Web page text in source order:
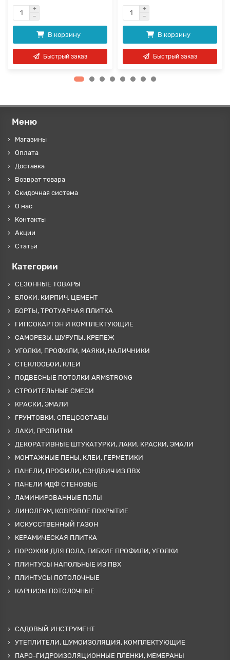
В корзину
Быстрый заказ
В корзину
Быстрый заказ
Меню
Магазины
Оплата
Доставка
Возврат товара
Скидочная система
О нас
Контакты
Акции
Статьи
Категории
СЕЗОННЫЕ ТОВАРЫ
БЛОКИ, КИРПИЧ, ЦЕМЕНТ
БОРТЫ, ТРОТУАРНАЯ ПЛИТКА
ГИПСОКАРТОН И КОМПЛЕКТУЮЩИЕ
САМОРЕЗЫ, ШУРУПЫ, КРЕПЕЖ
УГОЛКИ, ПРОФИЛИ, МАЯКИ, НАЛИЧНИКИ
СТЕКЛООБОИ, КЛЕИ
ПОДВЕСНЫЕ ПОТОЛКИ ARMSTRONG
СТРОИТЕЛЬНЫЕ СМЕСИ
КРАСКИ, ЭМАЛИ
ГРУНТОВКИ, СПЕЦСОСТАВЫ
ЛАКИ, ПРОПИТКИ
ДЕКОРАТИВНЫЕ ШТУКАТУРКИ, ЛАКИ, КРАСКИ, ЭМАЛИ
МОНТАЖНЫЕ ПЕНЫ, КЛЕИ, ГЕРМЕТИКИ
ПАНЕЛИ, ПРОФИЛИ, СЭНДВИЧ ИЗ ПВХ
ПАНЕЛИ МДФ СТЕНОВЫЕ
ЛАМИНИРОВАННЫЕ ПОЛЫ
ЛИНОЛЕУМ, КОВРОВОЕ ПОКРЫТИЕ
ИСКУССТВЕННЫЙ ГАЗОН
КЕРАМИЧЕСКАЯ ПЛИТКА
ПОРОЖКИ ДЛЯ ПОЛА, ГИБКИЕ ПРОФИЛИ, УГОЛКИ
ПЛИНТУСЫ НАПОЛЬНЫЕ ИЗ ПВХ
ПЛИНТУСЫ ПОТОЛОЧНЫЕ
КАРНИЗЫ ПОТОЛОЧНЫЕ
САДОВЫЙ ИНСТРУМЕНТ
УТЕПЛИТЕЛИ, ШУМОИЗОЛЯЦИЯ, КОМПЛЕКТУЮЩИЕ
ПАРО-ГИДРОИЗОЛЯЦИОННЫЕ ПЛЕНКИ, МЕМБРАНЫ